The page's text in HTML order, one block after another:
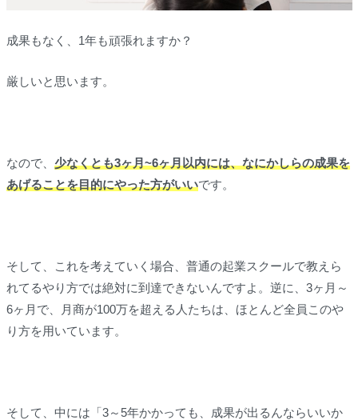
成果もなく、1年も頑張れますか？
厳しいと思います。
なので、 少なくとも3ヶ月~6ヶ月以内には、なにかしらの成果を
あげることを目的にやった方がいいです。
そして、これを考えていく場合、普通の起業スクールで教えら
れてるやり方では絶対に到達できないんですよ。逆に、3ヶ月～
6ヶ月で、月商が100万を超える人たちは、ほとんど全員このや
り方を用いています。
そして、中には「3～5年かかっても、成果が出るんならいいか